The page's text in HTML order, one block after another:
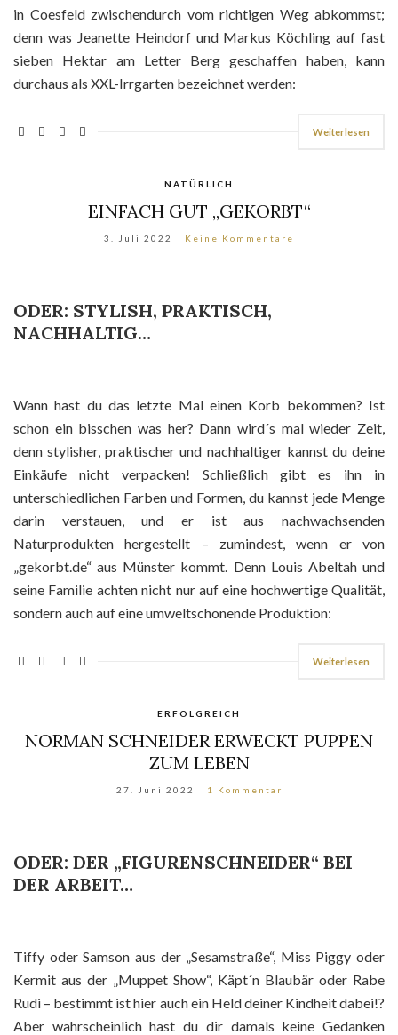
in Coesfeld zwischendurch vom richtigen Weg abkommst;
denn was Jeanette Heindorf und Markus Köchling auf fast
sieben Hektar am Letter Berg geschaffen haben, kann
durchaus als XXL-Irrgarten bezeichnet werden:
Weiterlesen
NATÜRLICH
EINFACH GUT „GEKORBT“
3. Juli 2022 Keine Kommentare
ODER: STYLISH, PRAKTISCH,
NACHHALTIG…
Wann hast du das letzte Mal einen Korb bekommen? Ist
schon ein bisschen was her? Dann wird´s mal wieder Zeit,
denn stylisher, praktischer und nachhaltiger kannst du deine
Einkäufe nicht verpacken! Schließlich gibt es ihn in
unterschiedlichen Farben und Formen, du kannst jede Menge
darin verstauen, und er ist aus nachwachsenden
Naturprodukten hergestellt – zumindest, wenn er von
„gekorbt.de“ aus Münster kommt. Denn Louis Abeltah und
seine Familie achten nicht nur auf eine hochwertige Qualität,
sondern auch auf eine umweltschonende Produktion:
Weiterlesen
ERFOLGREICH
NORMAN SCHNEIDER ERWECKT PUPPEN
ZUM LEBEN
27. Juni 2022 1 Kommentar
ODER: DER „FIGURENSCHNEIDER“ BEI
DER ARBEIT…
Tiffy oder Samson aus der „Sesamstraße“, Miss Piggy oder
Kermit aus der „Muppet Show“, Käpt´n Blaubär oder Rabe
Rudi – bestimmt ist hier auch ein Held deiner Kindheit dabei!?
Aber wahrscheinlich hast du dir damals keine Gedanken